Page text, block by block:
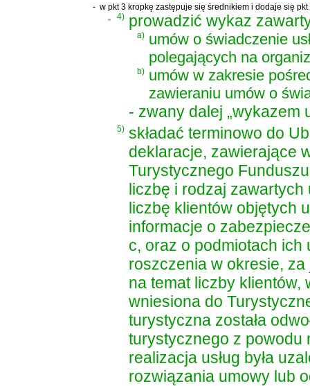
- w pkt 3 kropkę zastępuje się średnikiem i dodaje się
„
4) prowadzić wykaz
a) umów o świadczenie
polegających na
b) umów w zakresie
zawieraniu umów o
- zwany dalej „wykazem
5) składać terminowo do
deklaracje, zawierające
Turystycznego
liczbę i rodzaj zawartych
liczbę klientów objętych
informacje o
c, oraz o podmiotach ich
roszczenia w okresie, za
na temat liczby klientów,
wniesiona do
turystyczna została
turystycznego z powodu
realizacja usług była
rozwiązania umowy lub